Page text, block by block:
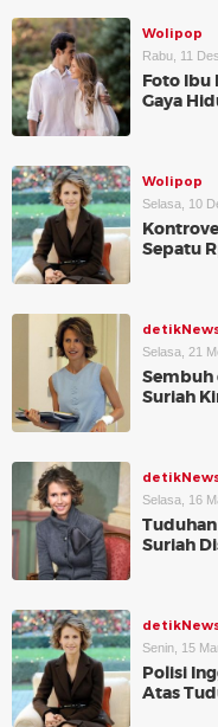
Wolipop
Rabu, 11
Foto Ibu
Gaya
Wolipop
Selasa, 10
Sepatu
Selasa, 21
Sembuh
Suriah
Selasa, 16
Suriah
Senin, 15
Polisi
Atas